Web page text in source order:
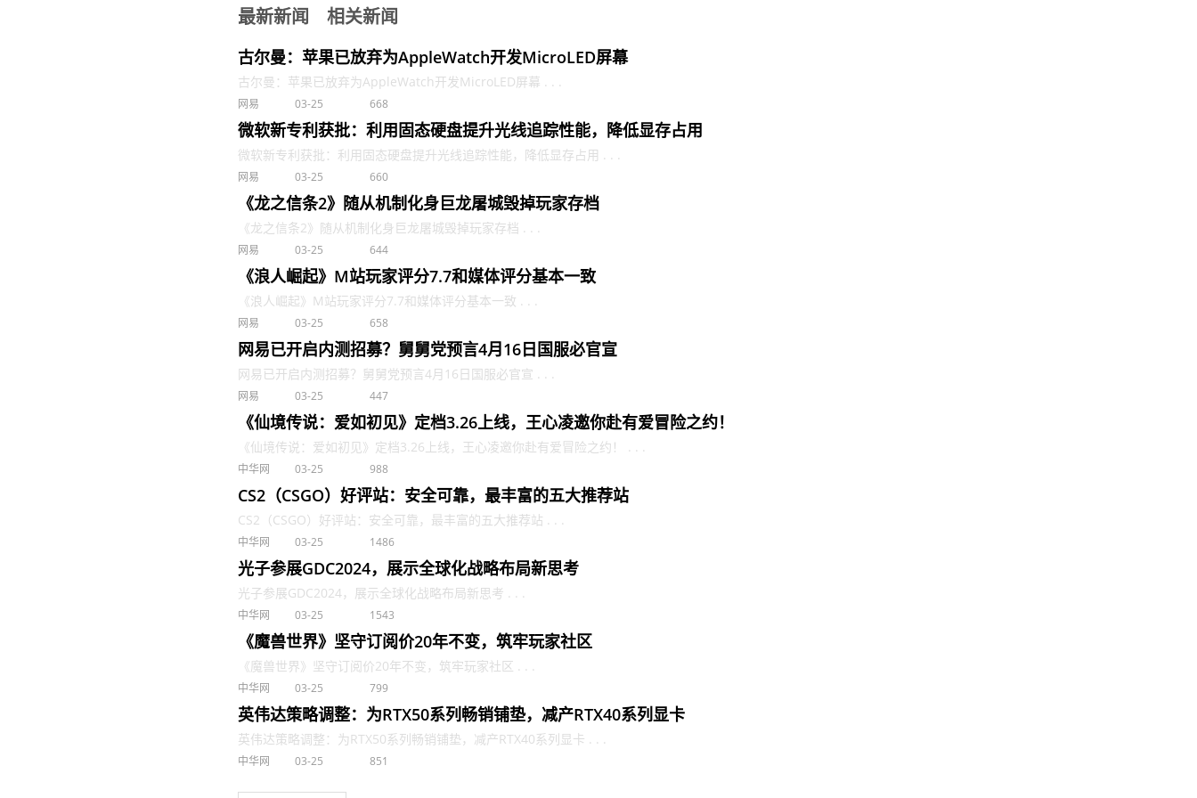
最新新闻 相关新闻
古尔曼：苹果已放弃为AppleWatch开发MicroLED屏幕
古尔曼：苹果已放弃为AppleWatch开发MicroLED屏幕 . . .
网易 03-25 668
微软新专利获批：利用固态硬盘提升光线追踪性能，降低显存占用
微软新专利获批：利用固态硬盘提升光线追踪性能，降低显存占用 . . .
网易 03-25 660
《龙之信条2》随从机制化身巨龙屠城毁掉玩家存档
《龙之信条2》随从机制化身巨龙屠城毁掉玩家存档 . . .
网易 03-25 644
《浪人崛起》M站玩家评分7.7和媒体评分基本一致
《浪人崛起》M站玩家评分7.7和媒体评分基本一致 . . .
网易 03-25 658
网易已开启内测招募？舅舅党预言4月16日国服必官宣
网易已开启内测招募？舅舅党预言4月16日国服必官宣 . . .
网易 03-25 447
《仙境传说：爱如初见》定档3.26上线，王心凌邀你赴有爱冒险之约！
《仙境传说：爱如初见》定档3.26上线，王心凌邀你赴有爱冒险之约！ . . .
中华网 03-25 988
CS2（CSGO）好评站：安全可靠，最丰富的五大推荐站
CS2（CSGO）好评站：安全可靠，最丰富的五大推荐站 . . .
中华网 03-25 1486
光子参展GDC2024，展示全球化战略布局新思考
光子参展GDC2024，展示全球化战略布局新思考 . . .
中华网 03-25 1543
《魔兽世界》坚守订阅价20年不变，筑牢玩家社区
《魔兽世界》坚守订阅价20年不变，筑牢玩家社区 . . .
中华网 03-25 799
英伟达策略调整：为RTX50系列畅销铺垫，减产RTX40系列显卡
英伟达策略调整：为RTX50系列畅销铺垫，减产RTX40系列显卡 . . .
中华网 03-25 851